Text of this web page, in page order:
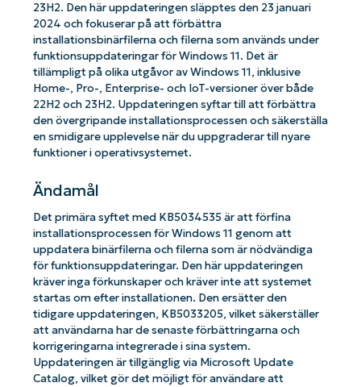
23H2. Den här uppdateringen släpptes den 23 januari
2024 och fokuserar på att förbättra
installationsbinärfilerna och filerna som används under
funktionsuppdateringar för Windows 11. Det är
tillämpligt på olika utgåvor av Windows 11, inklusive
Home-, Pro-, Enterprise- och IoT-versioner över både
22H2 och 23H2. Uppdateringen syftar till att förbättra
den övergripande installationsprocessen och säkerställa
en smidigare upplevelse när du uppgraderar till nyare
funktioner i operativsystemet.
Ändamål
Det primära syftet med KB5034535 är att förfina
installationsprocessen för Windows 11 genom att
uppdatera binärfilerna och filerna som är nödvändiga
för funktionsuppdateringar. Den här uppdateringen
kräver inga förkunskaper och kräver inte att systemet
startas om efter installationen. Den ersätter den
tidigare uppdateringen, KB5033205, vilket säkerställer
att användarna har de senaste förbättringarna och
korrigeringarna integrerade i sina system.
Uppdateringen är tillgänglig via Microsoft Update
Catalog, vilket gör det möjligt för användare att